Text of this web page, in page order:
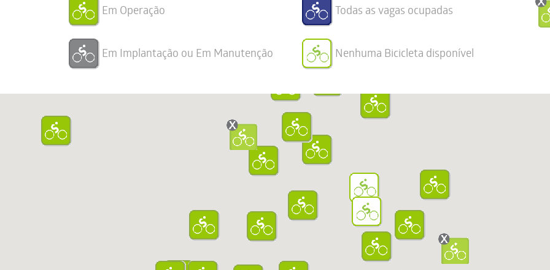
Em Operação
Em Implantação ou Em Manutenção
Todas as vagas ocupadas
Nenhuma Bicicleta disponível